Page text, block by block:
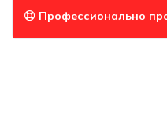
Профессионально